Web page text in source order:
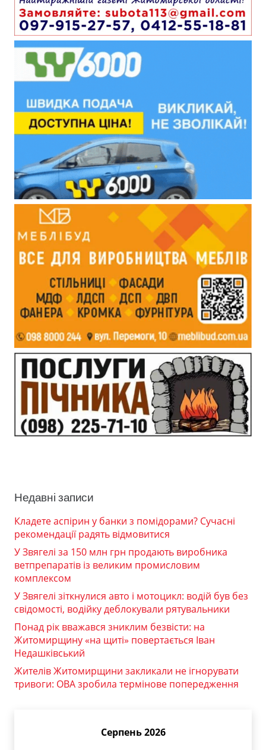
Недавні записи
Кладете аспірин у банки з помідорами? Сучасні
рекомендації радять відмовитися
У Звягелі за 150 млн грн продають виробника
ветпрепаратів із великим промисловим
комплексом
У Звягелі зіткнулися авто і мотоцикл: водій був без
свідомості, водійку деблокували рятувальники
Понад рік вважався зниклим безвісти: на
Житомирщину «на щиті» повертається Іван
Недашківський
Жителів Житомирщини закликали не ігнорувати
тривоги: ОВА зробила термінове попередження
Серпень 2026